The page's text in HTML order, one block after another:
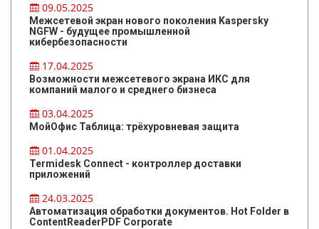
09.05.2025
Межсетевой экран нового поколения Kaspersky
NGFW - будущее промышленной
кибербезопасности
17.04.2025
Возможности межсетевого экрана ИКС для
компаний малого и среднего бизнеса
03.04.2025
МойОфис Таблица: трёхуровневая защита
01.04.2025
Termidesk Connect - контроллер доставки
приложений
24.03.2025
Автоматизация обработки документов. Hot Folder в
ContentReaderPDF Corporate